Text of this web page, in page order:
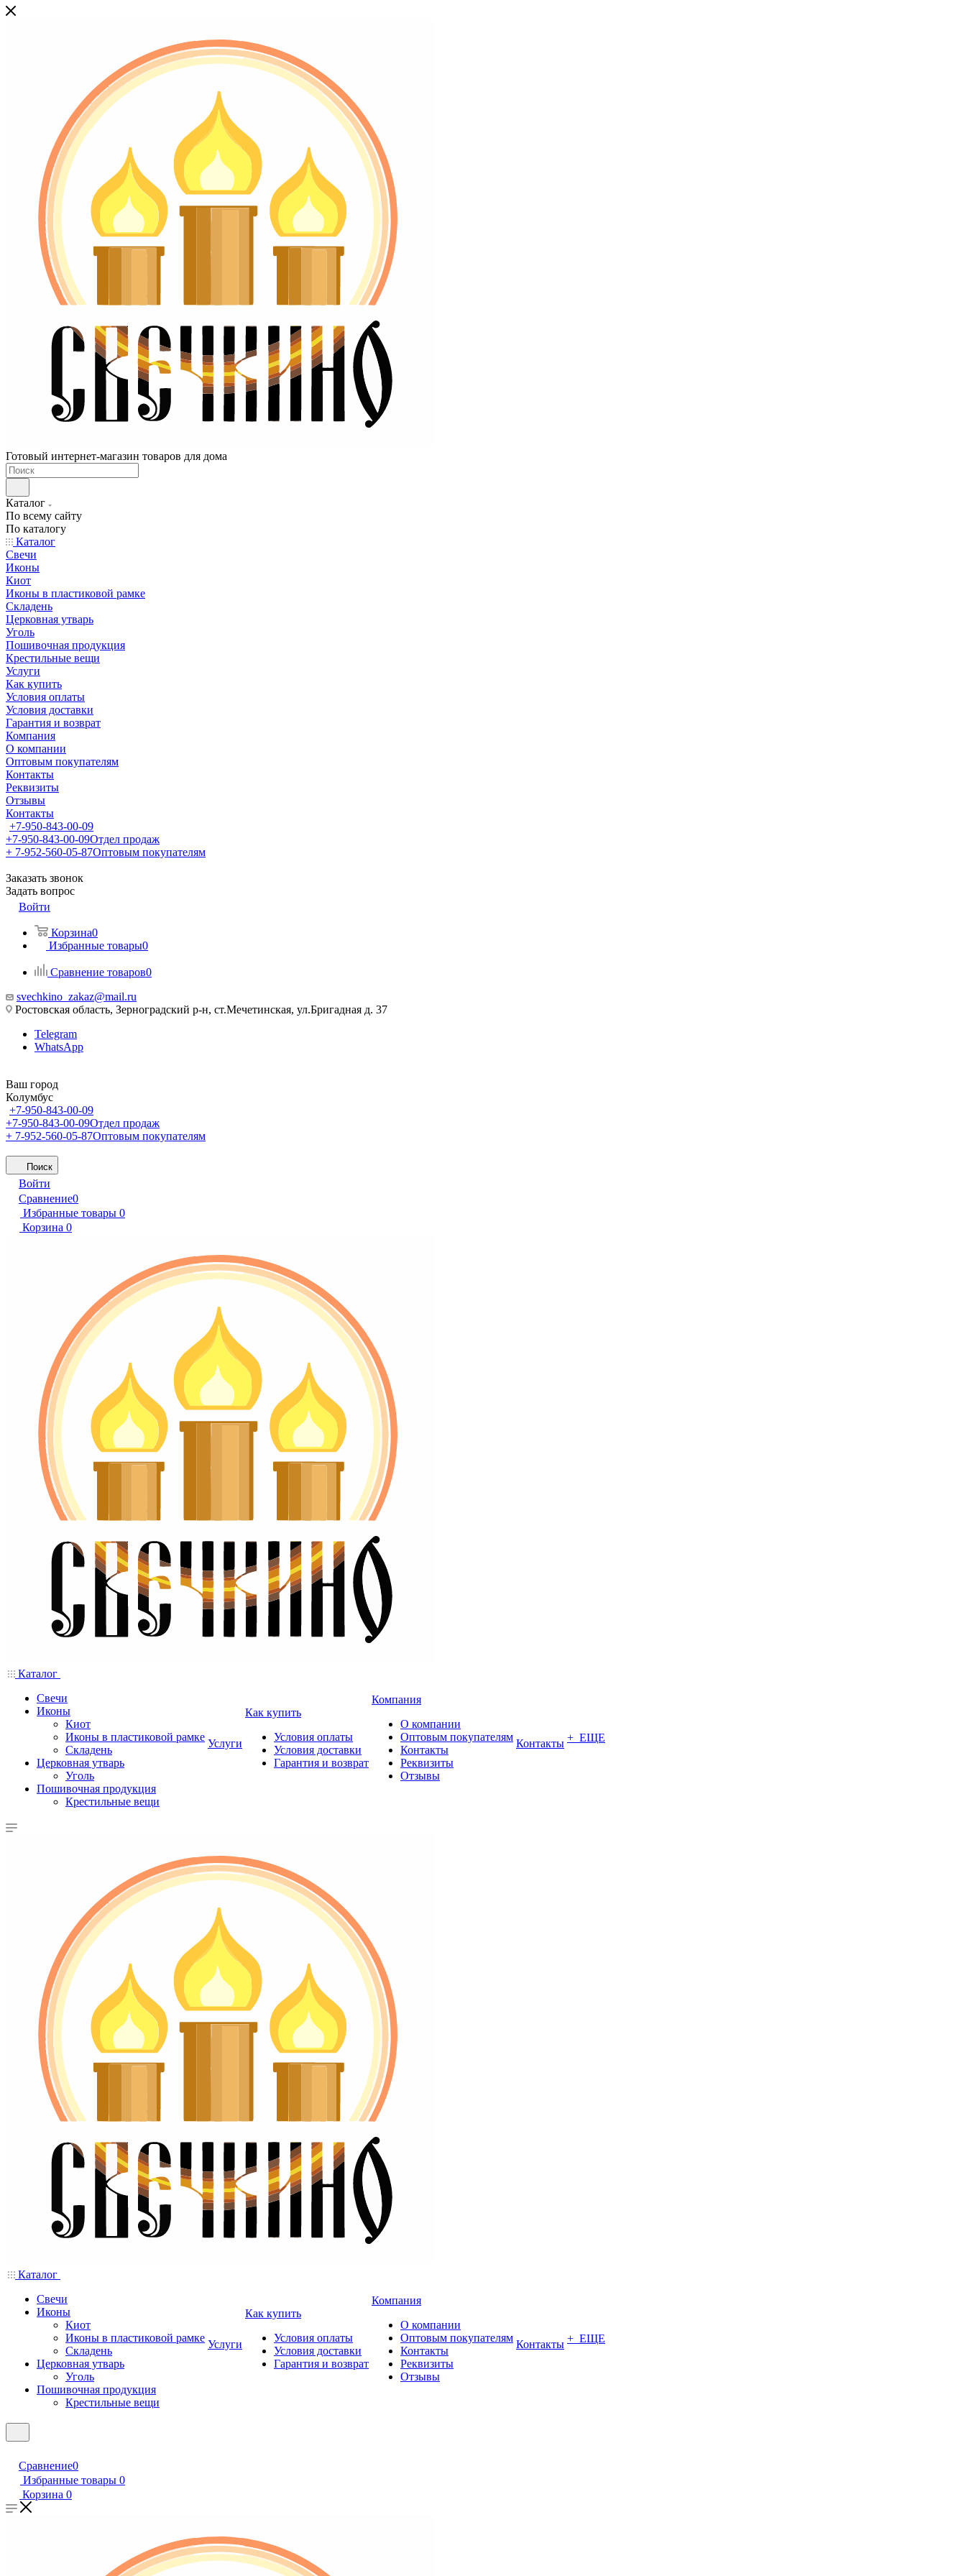
Готовый интернет-магазин товаров для дома
Каталог
По всему сайту
По каталогу
Каталог
Свечи
Иконы
Киот
Иконы в пластиковой рамке
Складень
Церковная утварь
Уголь
Пошивочная продукция
Крестильные вещи
Услуги
Как купить
Условия оплаты
Условия доставки
Гарантия и возврат
Компания
О компании
Оптовым покупателям
Контакты
Реквизиты
Отзывы
Контакты
+7-950-843-00-09
+7-950-843-00-09Отдел продаж
+ 7-952-560-05-87Оптовым покупателям
Заказать звонок
Задать вопрос
Войти
Корзина0
Избранные товары0
Сравнение товаров0
svechkino_zakaz@mail.ru
Ростовская область, Зерноградский р-н, ст.Мечетинская, ул.Бригадная д. 37
Telegram
WhatsApp
Ваш город
Колумбус
+7-950-843-00-09
+7-950-843-00-09Отдел продаж
+ 7-952-560-05-87Оптовым покупателям
Поиск
Войти
Сравнение0
Избранные товары 0
Корзина 0
Каталог
Свечи
Иконы
Киот
Иконы в пластиковой рамке
Складень
Церковная утварь
Уголь
Пошивочная продукция
Крестильные вещи
Услуги
Как купить
Условия оплаты
Условия доставки
Гарантия и возврат
Компания
О компании
Оптовым покупателям
Контакты
Реквизиты
Отзывы
Контакты + ЕЩЕ
Каталог
Свечи
Иконы
Киот
Иконы в пластиковой рамке
Складень
Церковная утварь
Уголь
Пошивочная продукция
Крестильные вещи
Услуги
Как купить
Условия оплаты
Условия доставки
Гарантия и возврат
Компания
О компании
Оптовым покупателям
Контакты
Реквизиты
Отзывы
Контакты + ЕЩЕ
Сравнение0
Избранные товары 0
Корзина 0